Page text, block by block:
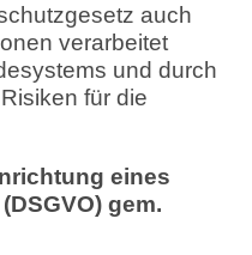
auch
verarbeitet
und durch
für die
eines
gem.